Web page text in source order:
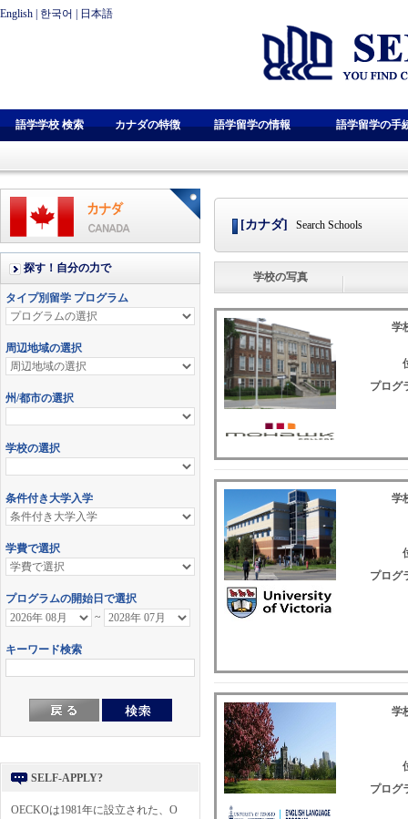
English 한국어 日本語
語学学校 検索 カナダの特徴 語学留学の情報 語学留学の手
SELF-APPLY?
OECKOは1981年に設立された、O
[カナダ] Search Schools
学校の写真
学
プログ
学
プログ
学
プログ